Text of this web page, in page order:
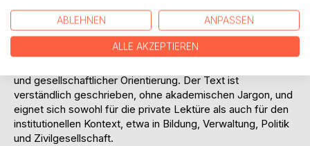
werden nicht moralisiert, sondern als Bestandteil pluraler
Ordnungen ernst genommen.
"Wir mit den anderen" richtet sich an Leserinnen und Leser
und gesellschaftlicher Orientierung. Der Text ist
verständlich geschrieben, ohne akademischen Jargon, und
eignet sich sowohl für die private Lektüre als auch für den
institutionellen Kontext, etwa in Bildung, Verwaltung, Politik
und Zivilgesellschaft.
ABLEHNEN ANPASSEN
ALLE AKZEPTIEREN